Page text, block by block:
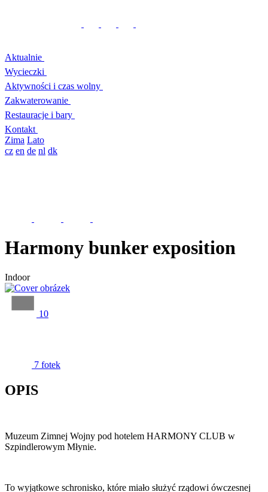
Aktualnie
Wycieczki
Aktywności i czas wolny
Zakwaterowanie
Restauracje i bary
Kontakt
Zima Lato
cz en de nl dk
Harmony bunker exposition
Indoor
10
7 fotek
OPIS
Muzeum Zimnej Wojny pod hotelem HARMONY CLUB w
Szpindlerowym Młynie.
To wyjątkowe schronisko, które miało służyć rządowi ówczesnej